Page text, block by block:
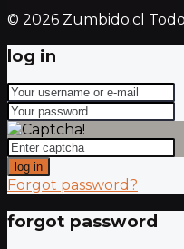
© 2026 Zumbido.cl
log in
log in
Forgot password?
forgot password